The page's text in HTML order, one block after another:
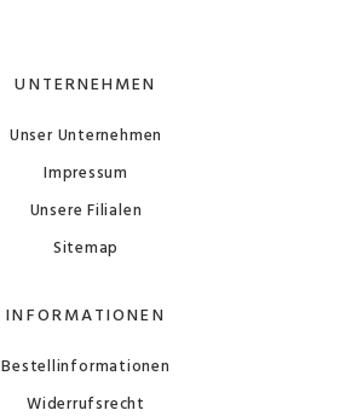
UNTERNEHMEN
Unser Unternehmen
Impressum
Unsere Filialen
Sitemap
INFORMATIONEN
Bestellinformationen
Widerrufsrecht